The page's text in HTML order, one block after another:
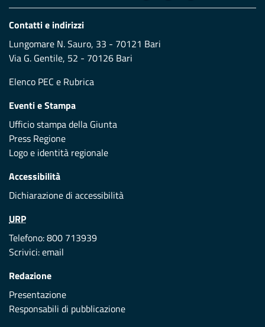
Contatti e indirizzi
Lungomare N. Sauro, 33 - 70121 Bari
Via G. Gentile, 52 - 70126 Bari
Elenco PEC e Rubrica
Eventi e Stampa
Ufficio stampa della Giunta
Press Regione
Logo e identità regionale
Accessibilità
Dichiarazione di accessibilità
URP
Telefono: 800 713939
Scrivici:email
Redazione
Presentazione
Responsabili di pubblicazione